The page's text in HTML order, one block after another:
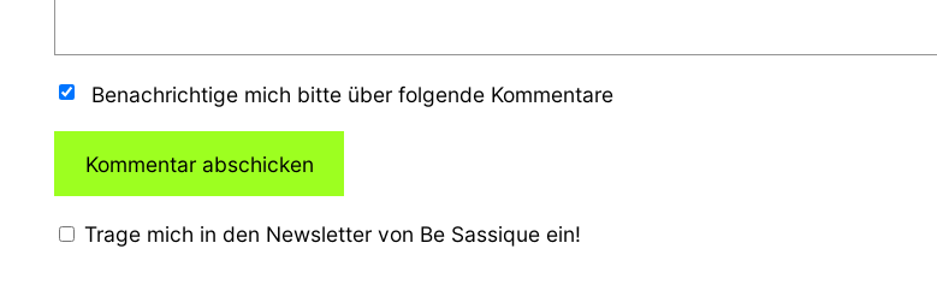
Benachrichtige mich bitte über folgende Kommentare
Trage mich in den Newsletter von Be Sassique ein!